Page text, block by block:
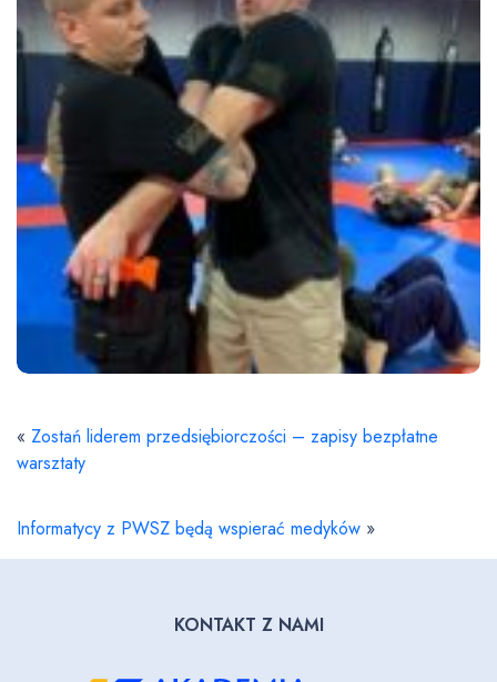
« Zostań liderem przedsiębiorczości – zapisy bezpłatne
warsztaty
Informatycy z PWSZ będą wspierać medyków »
KONTAKT Z NAMI